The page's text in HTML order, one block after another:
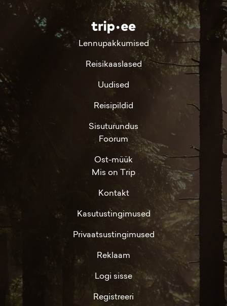
Lennupakkumised
Reisikaaslased
Uudised
Reisipildid
Sisuturundus
Foorum
Ost-müük
Mis on Trip
Kontakt
Kasutustingimused
Privaatsustingimused
Reklaam
Logi sisse
Registreeri